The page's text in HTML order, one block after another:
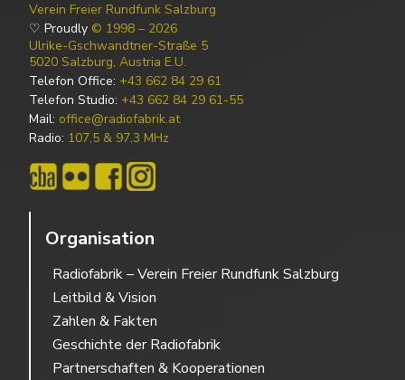
Verein Freier Rundfunk Salzburg
♡ Proudly © 1998 – 2026
Ulrike-Gschwandtner-Straße 5
5020 Salzburg, Austria E.U.
Telefon Office: +43 662 84 29 61
Telefon Studio: +43 662 84 29 61-55
Mail: office@radiofabrik.at
Radio: 107,5 & 97,3 MHz
Organisation
Radiofabrik – Verein Freier Rundfunk Salzburg
Leitbild & Vision
Zahlen & Fakten
Geschichte der Radiofabrik
Partnerschaften & Kooperationen